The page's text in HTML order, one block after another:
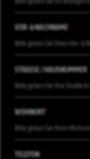
VOR- & NACHNAME*
STRASSE / HAUSNUMMER
WOHNORT*
TELEFON